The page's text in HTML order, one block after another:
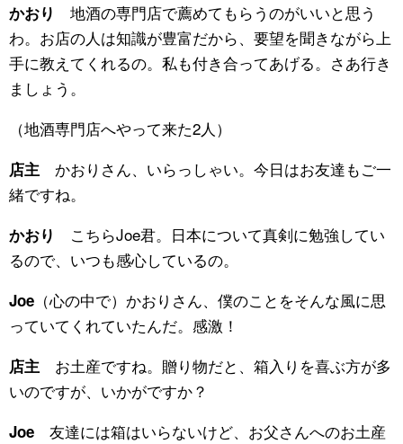
かおり
地酒の専門店で薦めてもらうのがいいと思う
わ。お店の人は知識が豊富だから、要望を聞きながら上
手に教えてくれるの。私も付き合ってあげる。さあ行き
ましょう。
（地酒専門店へやって来た2人）
店主かおりさん、いらっしゃい。今日はお友達もご一
緒ですね。
かおり
こちらJoe君。日本について真剣に勉強してい
るので、いつも感心しているの。
Joe（心の中で）かおりさん、僕のことをそんな風に思
っていてくれていたんだ。感激！
店主お土産ですね。贈り物だと、箱入りを喜ぶ方が多
いのですが、いかがですか？
Joe友達には箱はいらないけど、お父さんへのお土産